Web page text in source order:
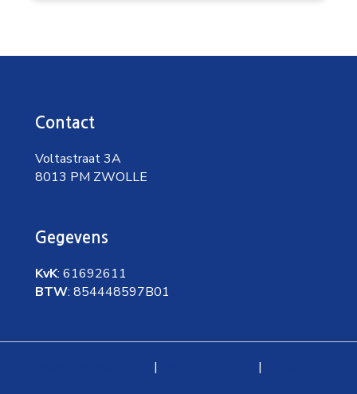
Contact
Voltastraat 3A
8013 PM ZWOLLE
Gegevens
KvK: 61692611
BTW: 854448597B01
| |